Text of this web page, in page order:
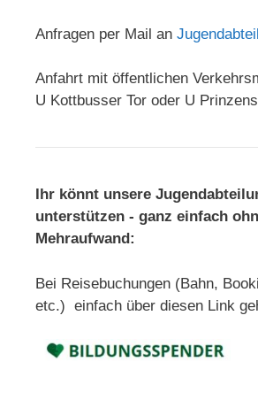
Anfragen per Mail an
Anfahrt mit öffentlichen
U Kottbusser Tor oder U
Ihr könnt unsere
unterstützen - ganz einfach
Mehraufwand:
Bei Reisebuchungen (Bahn,
etc.) einfach über diesen Link